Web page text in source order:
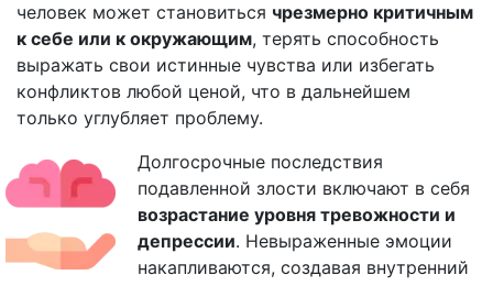
человек может становиться чрезмерно критичным
к себе или к окружающим, терять способность
выражать свои истинные чувства или избегать
конфликтов любой ценой, что в дальнейшем
только углубляет проблему.
Долгосрочные последствия
подавленной злости включают в себя
возрастание уровня тревожности и
депрессии. Невыраженные эмоции
накапливаются, создавая внутренний